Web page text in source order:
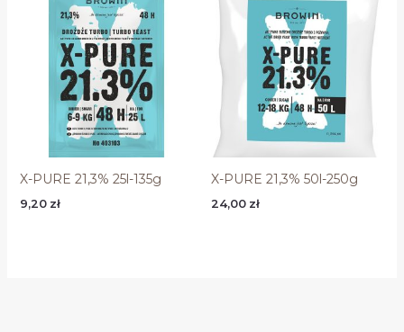
X-PURE 21,3% 25l-135g
9,20 zł
X-PURE 21,3% 50l-250g
24,00 zł